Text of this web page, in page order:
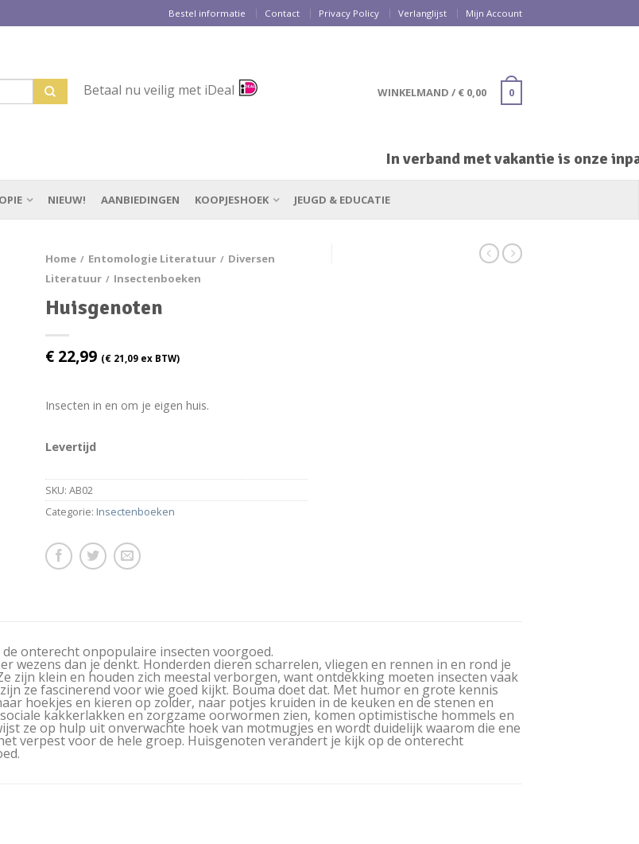
Bestel informatie Contact Privacy Policy Verlanglijst Mijn Account
Betaal nu veilig met iDeal WINKELMAND / € 0,00 0
In verband met vakantie is onze
NIEUW! AANBIEDINGEN KOOPJESHOEK JEUGD & EDUCATIE
Home / Entomologie Literatuur / Diversen
Literatuur / Insectenboeken
Huisgenoten
€ 22,99 (€ 21,09 ex BTW)
Insecten in en om je eigen huis.
Levertijd
SKU: AB02
Categorie: Insectenboeken
onterecht onpopulaire insecten voorgoed.
wezens dan je denkt. Honderden dieren scharrelen, vliegen en rennen in en rond je
zijn klein en houden zich meestal verborgen, want ontdekking moeten insecten vaak
ze fascinerend voor wie goed kijkt. Bouma doet dat. Met humor en grote kennis
hoekjes en kieren op zolder, naar potjes kruiden in de keuken en de stenen en
kakkerlakken en zorgzame oorwormen zien, komen optimistische hommels en
ze op hulp uit onverwachte hoek van motmugjes en wordt duidelijk waarom die ene
verpest voor de hele groep. Huisgenoten verandert je kijk op de onterecht